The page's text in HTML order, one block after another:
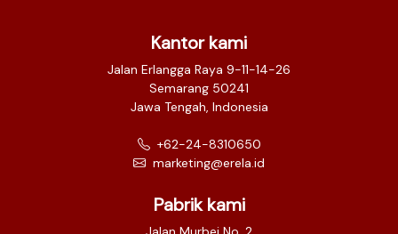
Kantor kami
Jalan Erlangga Raya 9-11-14-26
Semarang 50241
Jawa Tengah, Indonesia
+62-24-8310650
marketing@erela.id
Pabrik kami